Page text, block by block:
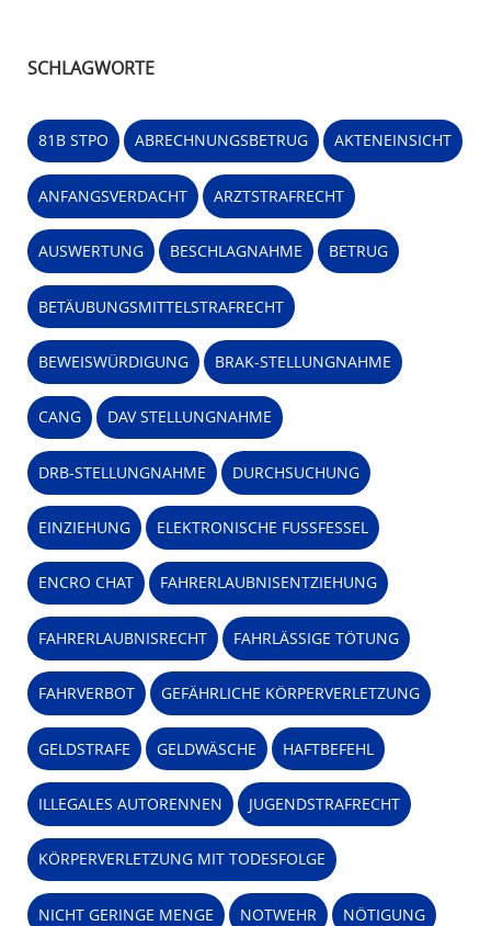
SCHLAGWORTE
81B STPO ABRECHNUNGSBETRUG AKTENEINSICHT
ANFANGSVERDACHT ARZTSTRAFRECHT
AUSWERTUNG BESCHLAGNAHME BETRUG
BETÄUBUNGSMITTELSTRAFRECHT
BEWEISWÜRDIGUNG BRAK-STELLUNGNAHME
CANG DAV STELLUNGNAHME
DRB-STELLUNGNAHME DURCHSUCHUNG
EINZIEHUNG ELEKTRONISCHE FUSSFESSEL
ENCRO CHAT FAHRERLAUBNISENTZIEHUNG
FAHRERLAUBNISRECHT FAHRLÄSSIGE TÖTUNG
FAHRVERBOT GEFÄHRLICHE KÖRPERVERLETZUNG
GELDSTRAFE GELDWÄSCHE HAFTBEFEHL
ILLEGALES AUTORENNEN JUGENDSTRAFRECHT
KÖRPERVERLETZUNG MIT TODESFOLGE
NICHT GERINGE MENGE NOTWEHR NÖTIGUNG